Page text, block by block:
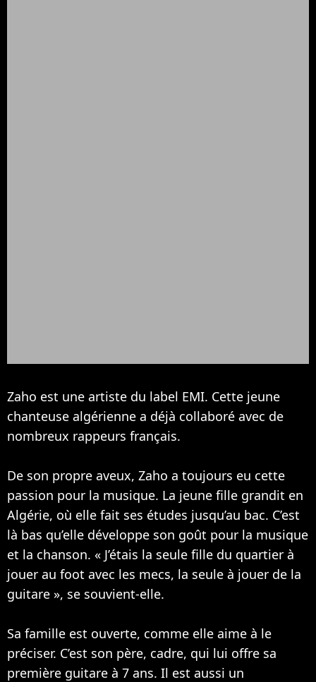
Zaho est une artiste du label EMI. Cette jeune
chanteuse algérienne a déjà collaboré avec de
nombreux rappeurs français.
De son propre aveux, Zaho a toujours eu cette
passion pour la musique. La jeune fille grandit en
Algérie, où elle fait ses études jusqu’au bac. C’est
là bas qu’elle développe son goût pour la musique
et la chanson. « J’étais la seule fille du quartier à
jouer au foot avec les mecs, la seule à jouer de la
guitare », se souvient-elle.
Sa famille est ouverte, comme elle aime à le
préciser. C’est son père, cadre, qui lui offre sa
première guitare à 7 ans. Il est aussi un